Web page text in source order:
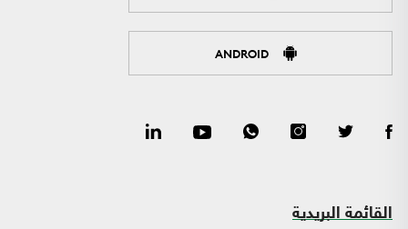
ANDROID
القائمة البريدية